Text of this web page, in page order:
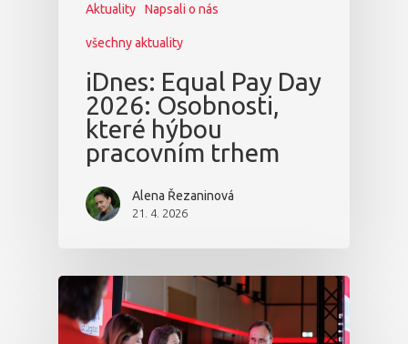
Aktuality Napsali o nás
všechny aktuality
iDnes: Equal Pay Day
2026: Osobnosti,
které hýbou
pracovním trhem
Alena Řezaninová
21. 4. 2026